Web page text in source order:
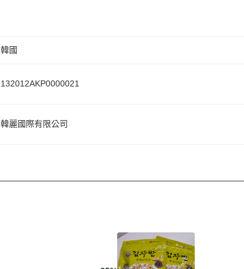
韓國
132012AKP0000021
韓麗國際有限公司